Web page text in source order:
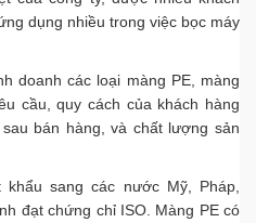
dụng nhiều trong việc bọc máy
doanh các loại màng PE, màng
cầu, quy cách của khách hàng
bán hàng, và chất lượng sản
sang các nước Mỹ, Pháp,
đạt chứng chỉ ISO. Màng PE có